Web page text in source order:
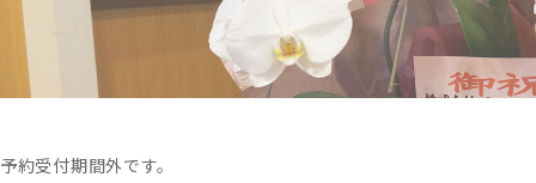
診療科目
Treatment
予約受付期間外です。